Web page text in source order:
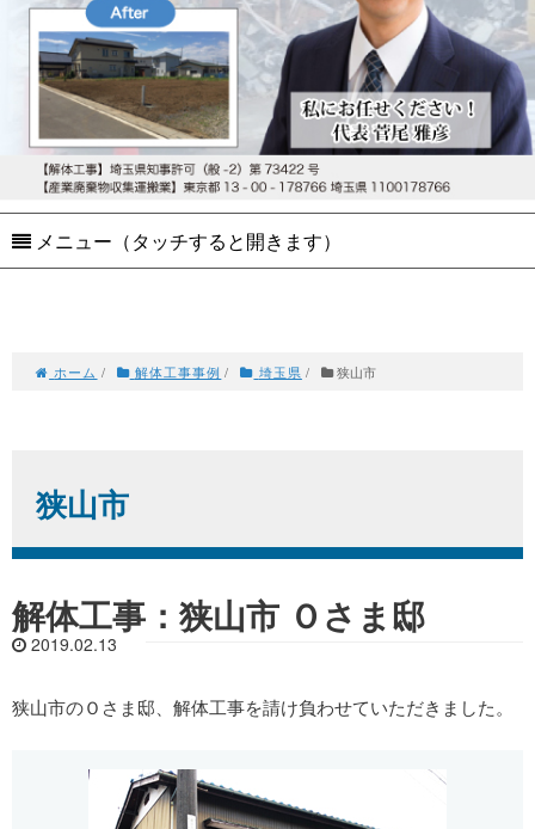
メニュー（タッチすると開きます）
ホーム / 解体工事事例 / 埼玉県 / 狭山市
狭山市
解体工事：狭山市 Ｏさま邸
2019.02.13
狭山市のＯさま邸、解体工事を請け負わせていただきました。